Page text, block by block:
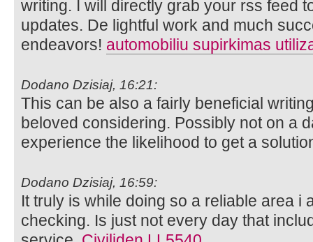
writing. I will directly grab your rss feed
updates. De lightful work and much
endeavors! automobiliu supirkimas
Dodano Dzisiaj, 16:21:
This can be also a fairly beneficial
beloved considering. Possibly not on a
experience the likelihood to get a
Dodano Dzisiaj, 16:59:
It truly is while doing so a reliable area i
checking. Is just not every day that